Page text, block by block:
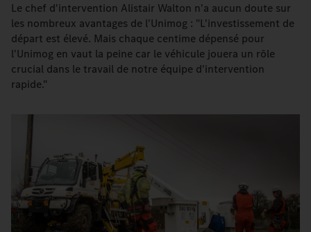
Le chef d'intervention Alistair Walton n'a aucun doute sur
les nombreux avantages de l'Unimog : "L'investissement de
départ est élevé. Mais chaque centime dépensé pour
l'Unimog en vaut la peine car le véhicule jouera un rôle
crucial dans le travail de notre équipe d'intervention
rapide."